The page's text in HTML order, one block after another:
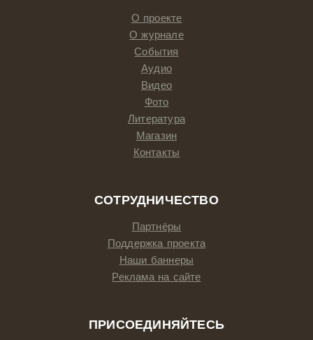
О проекте
О журнале
События
Аудио
Видео
Фото
Литература
Магазин
Контакты
СОТРУДНИЧЕСТВО
Партнёры
Поддержка проекта
Наши баннеры
Реклама на сайте
ПРИСОЕДИНЯЙТЕСЬ